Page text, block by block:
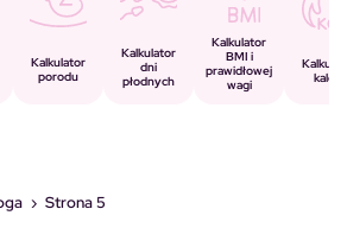
Kalkulator
porodu
Kalkulator
dni
płodnych
Kalkulator
BMI i
prawidłowej
wagi
kalorii
› Strona 5